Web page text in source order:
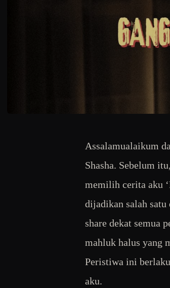
Assalamualaikum
Shasha. Sebelum
memilih cerita aku
dijadikan salah
share dekat semua
mahluk halus yang
Peristiwa ini
aku.